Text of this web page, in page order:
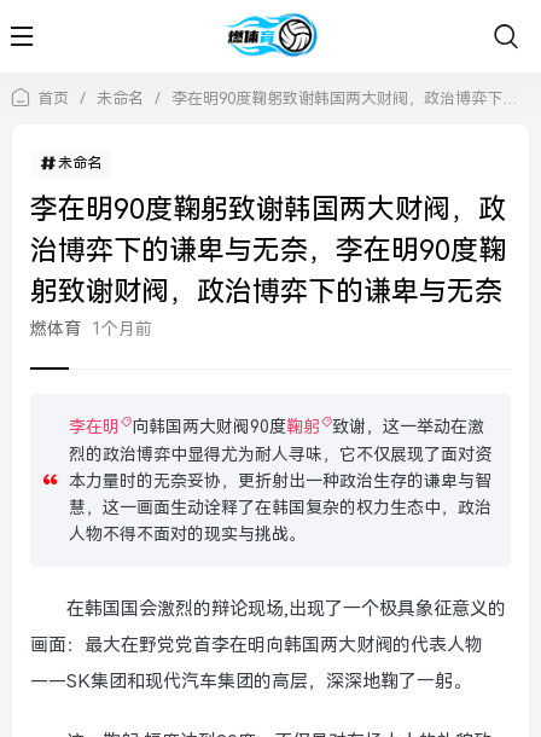
首页 / 未命名 / 李在明90度鞠躬致谢韩国两大财阀，政治博弈下的谦卑与无奈，李在明90度鞠躬致谢财阀，政治博弈下的谦卑与无奈
未命名
李在明90度鞠躬致谢韩国两大财阀，政
治博弈下的谦卑与无奈，李在明90度鞠
躬致谢财阀，政治博弈下的谦卑与无奈
燃体育 1个月前
李在明 向韩国两大财阀90度鞠躬
致谢，这一举动在激
烈的政治博弈中显得尤为耐人寻味，它不仅展现了面对资
本力量时的无奈妥协，更折射出一种政治生存的谦卑与智
慧，这一画面生动诠释了在韩国复杂的权力生态中，政治
人物不得不面对的现实与挑战。
在韩国国会激烈的辩论现场,出现了一个极具象征意义的
画面：最大在野党党首李在明向韩国两大财阀的代表人物
——SK集团和现代汽车集团的高层，深深地鞠了一躬。